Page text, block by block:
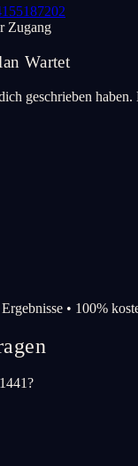
155187202
Zugang
Wartet
geschrieben
• 100%